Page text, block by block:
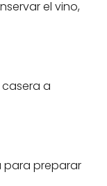
el vino,
a
para preparar